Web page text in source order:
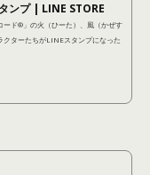
ンプ | LINE STORE
ード®︎」の火（ひーた）、風（かぜす
クターたちがLINEスタンプになった